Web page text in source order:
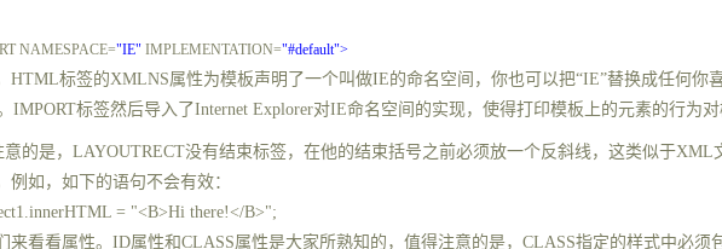
NAMESPACE="IE" IMPLEMENTATION="#default">
HTML标签的XMLNS属性为模板声明了一个叫做IE的命名空间，你也可以把“IE”替换成任何你
IMPORT标签然后导入了Internet Explorer对IE命名空间的实现，使得打印模板上的元素的行为对
的是， LAYOUTRECT没有结束标签，在他的结束括号之前必须放一个反斜线，这类似于XML
例如，如下的语句不会有效：
= "<B>Hi there!</B>";
看看属性。 ID属性和CLASS属性是大家所熟知的，值得注意的是， CLASS指定的样式中必须